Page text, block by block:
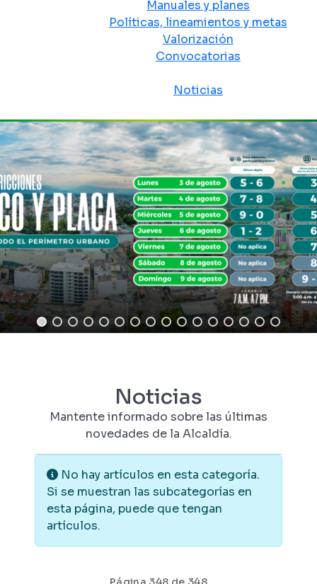
Manuales y planes
Políticas, lineamientos y metas
Valorización
Convocatorias
Noticias
Noticias
Mantente informado sobre las últimas
novedades de la Alcaldía.
Información
No hay artículos en esta categoría.
Si se muestran las subcategorías en
esta página, puede que tengan
artículos.